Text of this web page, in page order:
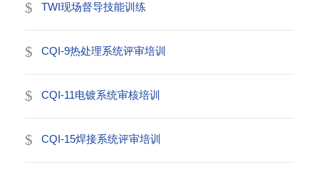
TWI现场督导技能训练
CQI-9热处理系统评审培训
CQI-11电镀系统审核培训
CQI-15焊接系统评审培训